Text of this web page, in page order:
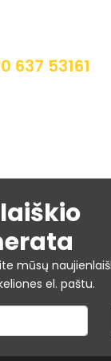
637 53161
mūsų
el. paštu.